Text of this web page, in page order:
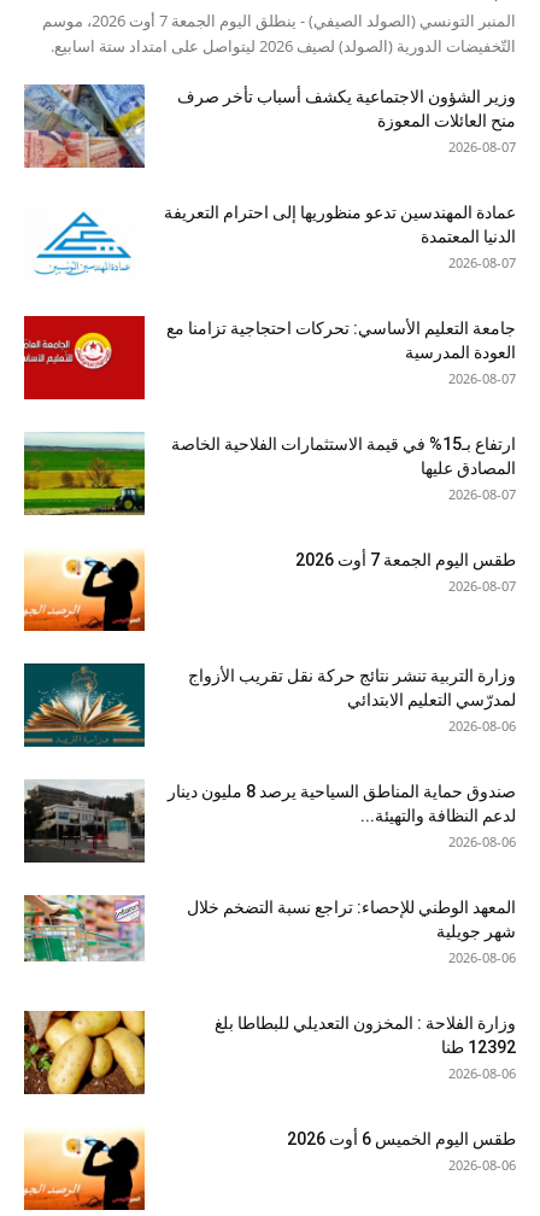
المنبر التونسي (الصولد الصيفي) - ينطلق اليوم الجمعة 7 أوت 2026، موسم
التّخفيضات الدورية (الصولد) لصيف 2026 ليتواصل على امتداد ستة اسابيع.
وزير الشؤون الاجتماعية يكشف أسباب تأخر صرف
منح العائلات المعوزة
2026-08-07
عمادة المهندسين تدعو منظوريها إلى احترام التعريفة
الدنيا المعتمدة
2026-08-07
جامعة التعليم الأساسي: تحركات احتجاجية تزامنا مع
العودة المدرسية
2026-08-07
ارتفاع بـ15% في قيمة الاستثمارات الفلاحية الخاصة
المصادق عليها
2026-08-07
طقس اليوم الجمعة 7 أوت 2026
2026-08-07
وزارة التربية تنشر نتائج حركة نقل تقريب الأزواج
لمدرّسي التعليم الابتدائي
2026-08-06
صندوق حماية المناطق السياحية يرصد 8 مليون دينار
لدعم النظافة والتهيئة...
2026-08-06
المعهد الوطني للإحصاء: تراجع نسبة التضخم خلال
شهر جويلية
2026-08-06
وزارة الفلاحة : المخزون التعديلي للبطاطا بلغ
12392 طنا
2026-08-06
طقس اليوم الخميس 6 أوت 2026
2026-08-06